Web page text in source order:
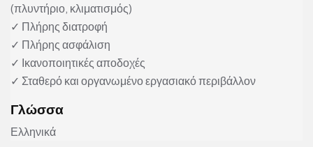
(πλυντήριο, κλιματισμός)
✓ Πλήρης διατροφή
✓ Πλήρης ασφάλιση
✓ Ικανοποιητικές αποδοχές
✓ Σταθερό και οργανωμένο εργασιακό περιβάλλον
Γλώσσα
Ελληνικά